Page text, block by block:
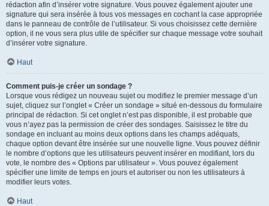
rédaction afin d’insérer votre signature. Vous pouvez également ajouter une
signature qui sera insérée à tous vos messages en cochant la case appropriée
dans le panneau de contrôle de l’utilisateur. Si vous choisissez cette dernière
option, il ne vous sera plus utile de spécifier sur chaque message votre souhait
d’insérer votre signature.
Haut
Comment puis-je créer un sondage ?
Lorsque vous rédigez un nouveau sujet ou modifiez le premier message d’un
sujet, cliquez sur l’onglet « Créer un sondage » situé en-dessous du formulaire
principal de rédaction. Si cet onglet n’est pas disponible, il est probable que
vous n’ayez pas la permission de créer des sondages. Saisissez le titre du
sondage en incluant au moins deux options dans les champs adéquats,
chaque option devant être insérée sur une nouvelle ligne. Vous pouvez définir
le nombre d’options que les utilisateurs peuvent insérer en modifiant, lors du
vote, le nombre des « Options par utilisateur ». Vous pouvez également
spécifier une limite de temps en jours et autoriser ou non les utilisateurs à
modifier leurs votes.
Haut